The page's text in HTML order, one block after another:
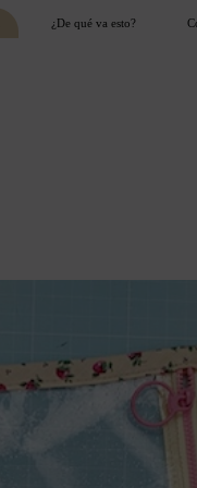
¿De qué va esto?